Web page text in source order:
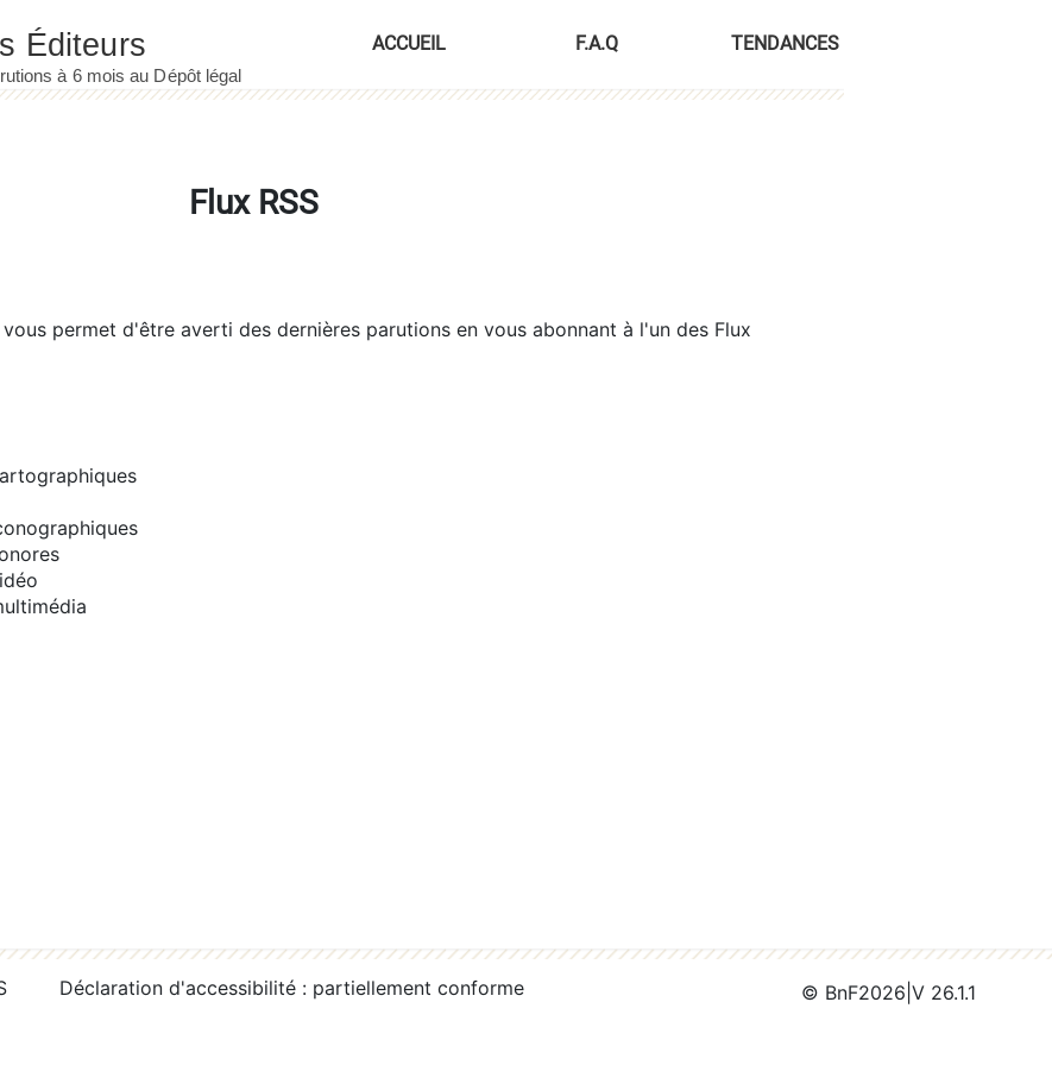
ACCUEIL F.A.Q TENDANCES
Flux RSS
vous permet d'être averti des dernières parutions en vous abonnant à l'un des Flux
Déclaration d'accessibilité : partiellement conforme © BnF2026 V 26.1.1